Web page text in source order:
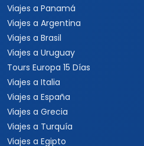
Viajes a Panamá
Viajes a Argentina
Viajes a Brasil
Viajes a Uruguay
Tours Europa 15 Días
Viajes a Italia
Viajes a España
Viajes a Grecia
Viajes a Turquía
Viajes a Egipto